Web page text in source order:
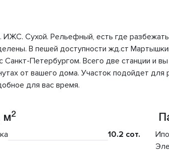
Сухой. Рельефный, есть где
В пешей доступности жд.ст
Петербургом. Всего две станции и
от вашего дома. Участок подойдет для
для вас время.
м2
10.2 сот.